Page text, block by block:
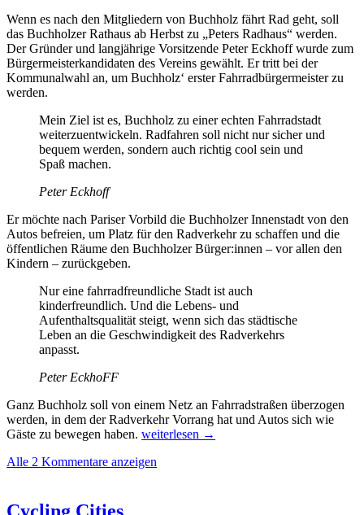
Wenn es nach den Mitgliedern von Buchholz fährt Rad geht, soll
das Buchholzer Rathaus ab Herbst zu „Peters Radhaus“ werden.
Der Gründer und langjährige Vorsitzende Peter Eckhoff wurde zum
Bürgermeisterkandidaten des Vereins gewählt. Er tritt bei der
Kommunalwahl an, um Buchholz‘ erster Fahrradbürgermeister zu
werden.
Mein Ziel ist es, Buchholz zu einer echten Fahrradstadt
weiterzuentwickeln. Radfahren soll nicht nur sicher und
bequem werden, sondern auch richtig cool sein und
Spaß machen.
Peter Eckhoff
Er möchte nach Pariser Vorbild die Buchholzer Innenstadt von den
Autos befreien, um Platz für den Radverkehr zu schaffen und die
öffentlichen Räume den Buchholzer Bürger:innen – vor allen den
Kindern – zurückgeben.
Nur eine fahrradfreundliche Stadt ist auch
kinderfreundlich. Und die Lebens- und
Aufenthaltsqualität steigt, wenn sich das städtische
Leben an die Geschwindigkeit des Radverkehrs
anpasst.
Peter EckhoFF
Ganz Buchholz soll von einem Netz an Fahrradstraßen überzogen
werden, in dem der Radverkehr Vorrang hat und Autos sich wie
Gäste zu bewegen haben. Peters
weiterlesen →
Alle 2 Kommentare anzeigen